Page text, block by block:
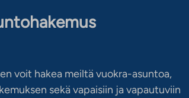
voit hakea meiltä vuokra-asuntoa,
sekä vapaisiin ja vapautuviin